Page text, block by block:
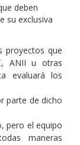
deben
su exclusiva
proyectos que
ANII u otras
evaluará los
de dicho
el equipo
maneras